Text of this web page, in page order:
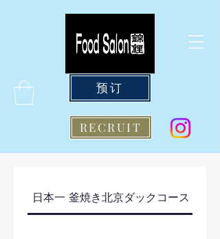
预订
RECRUIT
日本一 釜焼き北京ダックコース